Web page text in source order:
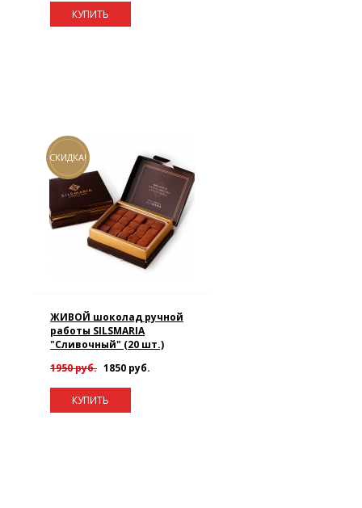
КУПИТЬ
СКИДКА!
ЖИВОЙ шоколад ручной
работы SILSMARIA
"Сливочный" (20 шт.)
1950 руб. 1850 руб.
КУПИТЬ